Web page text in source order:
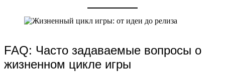
FAQ: Часто задаваемые вопросы о
жизненном цикле игры